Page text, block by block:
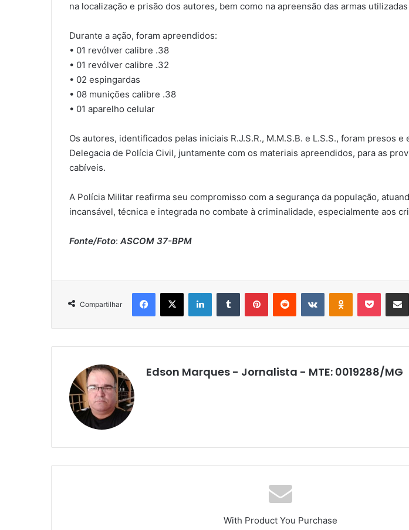
na localização e prisão dos autores, bem como na apreensão das armas
Durante a ação, foram apreendidos:
• 01 revólver calibre .38
• 01 revólver calibre .32
• 02 espingardas
• 08 munições calibre .38
• 01 aparelho celular
Os autores, identificados pelas iniciais R.J.S.R., M.M.S.B. e L.S.S., foram presos e
Delegacia de Polícia Civil, juntamente com os materiais apreendidos, para as
cabíveis.
A Polícia Militar reafirma seu compromisso com a segurança da população,
incansável, técnica e integrada no combate à criminalidade, especialmente aos
Fonte/Foto: ASCOM 37-BPM
Compartilhar
Facebook
X LinkedinTumblr PinterestReddit VK OK Pocket
Edson Marques - Jornalista - MTE: 0019288/MG
With Product You Purchase